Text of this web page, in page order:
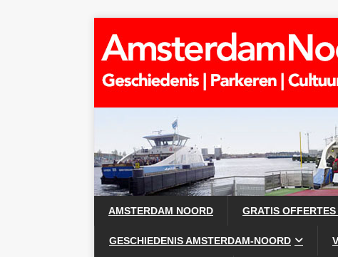
AMSTERDAM NOORD GRATIS
GESCHIEDENIS AMSTERDAM-NOORD